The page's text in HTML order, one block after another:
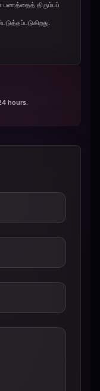
பணத்தைத் திரும்பப்
hours.